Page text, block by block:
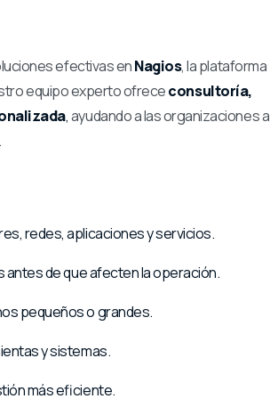
efectivas enNagios, la plataforma
equipo experto ofrececonsultoría,
,ayudando a las organizaciones a
redes, aplicaciones y servicios.
antes de que afecten la operación.
pequeños o grandes.
y sistemas.
más eficiente.